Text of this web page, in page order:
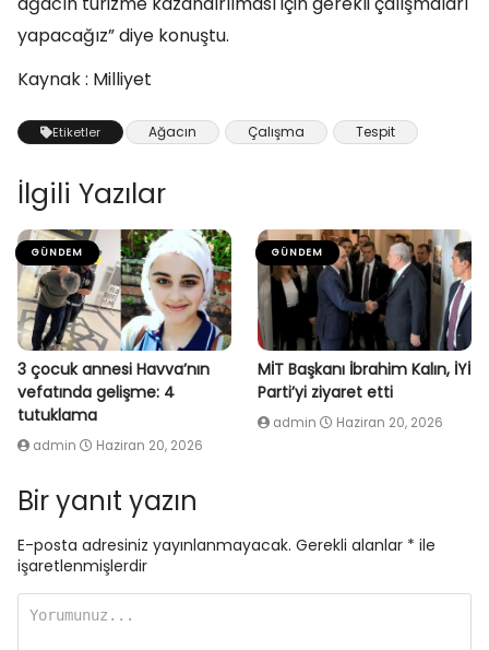
yapacağız” diye konuştu.
Kaynak : Milliyet
Etiketler Ağacın Çalışma Tespit
İlgili Yazılar
GÜNDEM
3 çocuk annesi Havva’nın
vefatında gelişme: 4
tutuklama
admin Haziran 20, 2026
GÜNDEM
MİT Başkanı İbrahim Kalın, İYİ
Parti’yi ziyaret etti
admin Haziran 20, 2026
Bir yanıt yazın
E-posta adresiniz yayınlanmayacak. Gerekli alanlar * ile
işaretlenmişlerdir